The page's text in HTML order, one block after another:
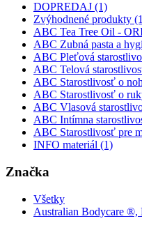
DOPREDAJ (1)
Zvýhodnené produkty
ABC Tea Tree Oil -
ABC Zubná pasta a
ABC Pleťová
ABC Telová
ABC Starostlivosť o
ABC Starostlivosť o
ABC Vlasová
ABC Intímna
ABC Starostlivosť pre
INFO materiál (1)
Značka
Všetky
Australian Bodycare ®,